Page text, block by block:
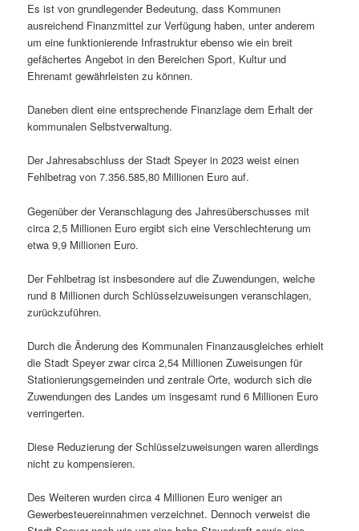
Es ist von grundlegender Bedeutung, dass Kommunen
ausreichend Finanzmittel zur Verfügung haben, unter anderem
um eine funktionierende Infrastruktur ebenso wie ein breit
gefächertes Angebot in den Bereichen Sport, Kultur und
Ehrenamt gewährleisten zu können.
Daneben dient eine entsprechende Finanzlage dem Erhalt der
kommunalen Selbstverwaltung.
Der Jahresabschluss der Stadt Speyer in 2023 weist einen
Fehlbetrag von 7.356.585,80 Millionen Euro auf.
Gegenüber der Veranschlagung des Jahresüberschusses mit
circa 2,5 Millionen Euro ergibt sich eine Verschlechterung um
etwa 9,9 Millionen Euro.
Der Fehlbetrag ist insbesondere auf die Zuwendungen, welche
rund 8 Millionen durch Schlüsselzuweisungen veranschlagen,
zurückzuführen.
Durch die Änderung des Kommunalen Finanzausgleiches erhielt
die Stadt Speyer zwar circa 2,54 Millionen Zuweisungen für
Stationierungsgemeinden und zentrale Orte, wodurch sich die
Zuwendungen des Landes um insgesamt rund 6 Millionen Euro
verringerten.
Diese Reduzierung der Schlüsselzuweisungen waren allerdings
nicht zu kompensieren.
Des Weiteren wurden circa 4 Millionen Euro weniger an
Gewerbesteuereinnahmen verzeichnet. Dennoch verweist die